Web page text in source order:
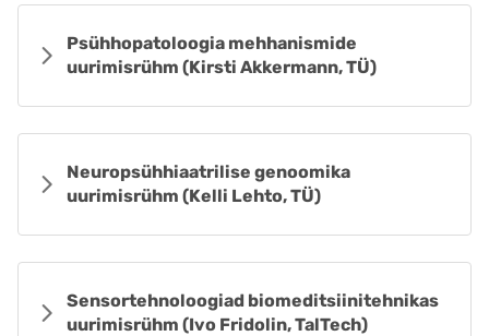
Psühhopatoloogia mehhanismide
uurimisrühm (Kirsti Akkermann, TÜ)
Neuropsühhiaatrilise genoomika
uurimisrühm (Kelli Lehto, TÜ)
Sensortehnoloogiad biomeditsiinitehnikas
uurimisrühm (Ivo Fridolin, TalTech)